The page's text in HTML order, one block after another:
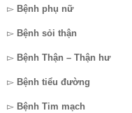
▻ Bệnh phụ nữ
▻ Bệnh sỏi thận
▻ Bệnh Thận – Thận hư
▻ Bệnh tiểu đường
▻ Bệnh Tim mạch